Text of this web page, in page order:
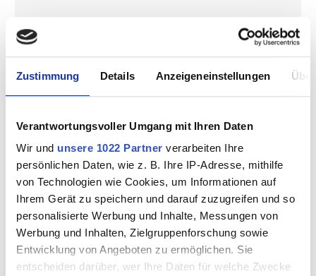
Zustimmung Details Anzeigeneinstellungen
Verantwortungsvoller Umgang mit Ihren Daten
Wir und unsere 1022 Partner verarbeiten Ihre
persönlichen Daten, wie z. B. Ihre IP-Adresse, mithilfe
von Technologien wie Cookies, um Informationen auf
Ihrem Gerät zu speichern und darauf zuzugreifen und so
personalisierte Werbung und Inhalte, Messungen von
Werbung und Inhalten, Zielgruppenforschung sowie
Entwicklung von Angeboten zu ermöglichen. Sie
entscheiden darüber, wer Ihre Daten für welche Zwecke
Sie sind noch kein Kunde und benötigen Shop-Zugangsdaten?
ZUGANG BEANTRAGEN